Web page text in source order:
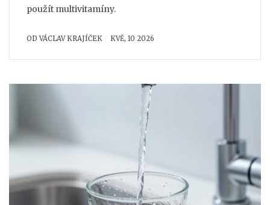
použít multivitamíny.
ODVÁCLAV KRAJÍČEK KVĚ, 10 2026